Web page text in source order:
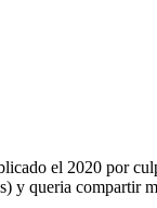
el 2020 por
y queria compartir